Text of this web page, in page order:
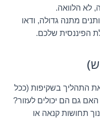
לא הלוואה.
מתנה גדולה, ודאו
הפיננסית שלכם.
התהליך בשקיפות (ככל
גם הם יכולים לעזור?
תחושות קנאה או